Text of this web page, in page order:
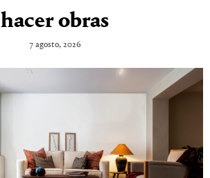
hacer obras
7 agosto, 2026